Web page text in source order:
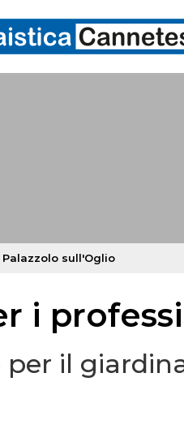
sull'Oglio
i
il